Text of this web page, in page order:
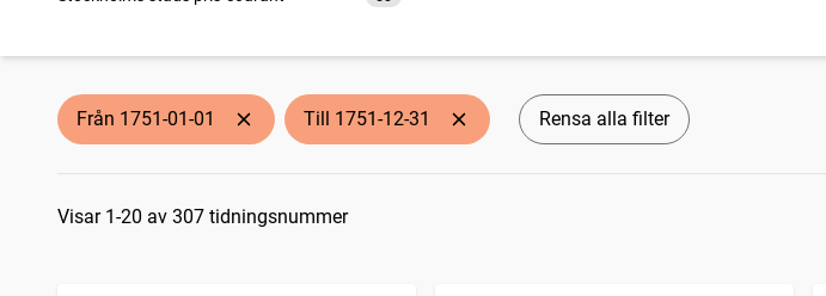
träffar
Från 1751-01-01 Till 1751-12-31 Rensa alla filter
Sökresultat
Visar 1-20 av 307 tidningsnummer